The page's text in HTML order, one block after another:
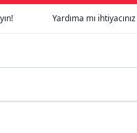
Yardıma mı